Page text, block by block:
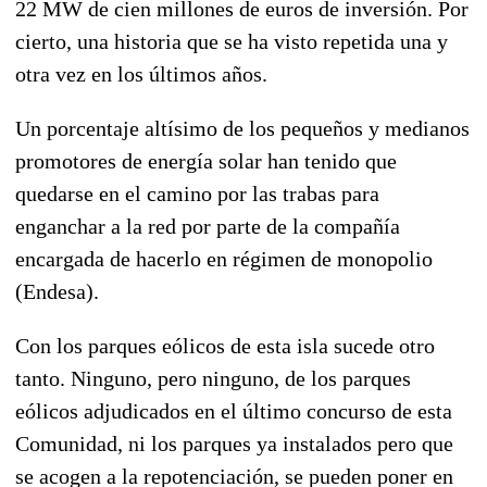
22 MW de cien millones de euros de inversión. Por
cierto, una historia que se ha visto repetida una y
otra vez en los últimos años.
Un porcentaje altísimo de los pequeños y medianos
promotores de energía solar han tenido que
quedarse en el camino por las trabas para
enganchar a la red por parte de la compañía
encargada de hacerlo en régimen de monopolio
(Endesa).
Con los parques eólicos de esta isla sucede otro
tanto. Ninguno, pero ninguno, de los parques
eólicos adjudicados en el último concurso de esta
Comunidad, ni los parques ya instalados pero que
se acogen a la repotenciación, se pueden poner en